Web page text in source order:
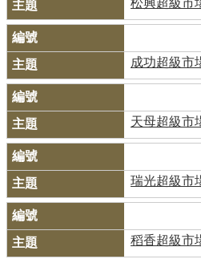
成功超級市
天母超級市
瑞光超級市
稻香超級市